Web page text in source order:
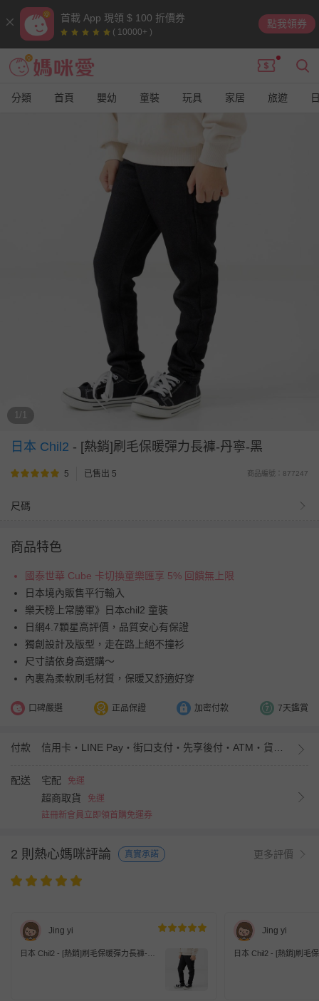
首載 App 現領 $ 100 折價券
( 10000+ )
點我領券
分類 首頁 嬰幼 童裝 玩具 家居 旅遊
1/1
日本 Chil2 - [熱銷]刷毛保暖彈力長褲-丹寧-黑
5 已售出 5 商品編號：877247
尺碼
商品特色
國泰世華 Cube 卡切換童樂匯享 5% 回饋無上限
日本境內販售平行輸入
樂天榜上常勝軍》日本chil2 童裝
日網4.7顆星高評價，品質安心有保證
獨創設計及版型，走在路上絕不撞衫
尺寸請依身高選購～
內裏為柔軟刷毛材質，保暖又舒適好穿
口碑嚴選 正品保證 加密付款 7天鑑賞
付款
配送 宅配 免運
超商取貨
免運
註冊新會員立即領首購免運券
2 則熱心媽咪評論 真實承諾 更多評價
Jing yi
日本 Chil2 - [熱銷]刷毛保暖彈力長褲-丹
Jing yi
日本 Chil2 - [熱銷]刷毛